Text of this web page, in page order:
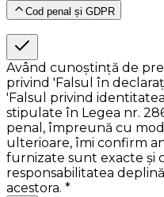
Cod penal și GDPR
Având cunoștință de
privind 'Falsul în
'Falsul privind
stipulate în Legea nr.
penal, împreună cu
ulterioare, îmi confirm
furnizate sunt exacte și
responsabilitatea
acestora. *